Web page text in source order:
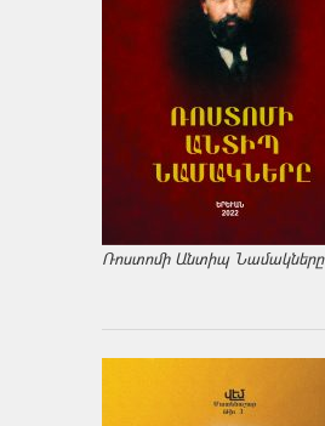
Ռոստոմի Անտիպ Նամակները